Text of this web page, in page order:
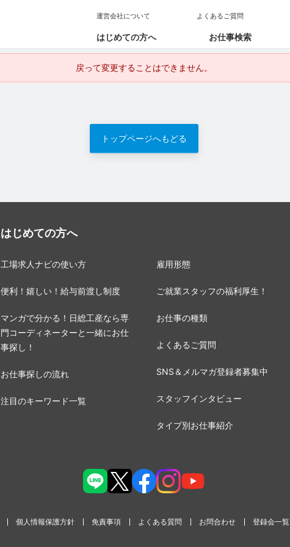
はじめての方へ お仕事検索
運営会社について よくあるご質問
戻って変更することはできません。
トップページへもどる
はじめての方へ
工場求人ナビの使い方
便利！嬉しい！給与前渡し制度
マンガで分かる！日総工産なら専
門コーディネーターと一緒にお仕
事探し！
お仕事探しの流れ
注目のキーワード一覧
雇用形態
ご就業スタッフの福利厚生！
お仕事の種類
よくあるご質問
SNS＆メルマガ登録者募集中
スタッフインタビュー
タイプ別お仕事紹介
個人情報保護方針 免責事項 よくある質問 お問合わせ 登録会一覧